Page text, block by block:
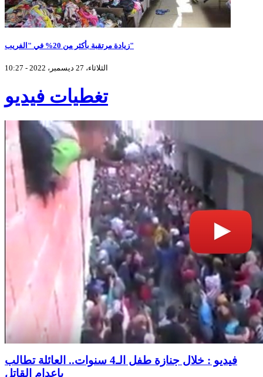
زيادة مرتقبة بأكثر من 20% في "الفريب"
الثلاثاء، 27 ديسمبر، 2022 - 10:27
تغطيات فيديو
فيديو : خلال جنازة طفل الـ4 سنوات.. العائلة تطالب
بإعدام القاتل